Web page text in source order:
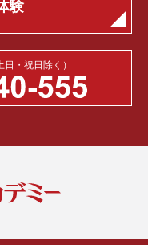
験
・祝日除く）